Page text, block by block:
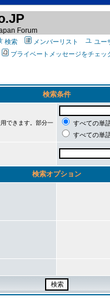
Forum
検索 メンバーリスト ユー
プライベートメッセージをチェッ
検索条件
できます。部分一
すべての単
すべての単
検索オプション